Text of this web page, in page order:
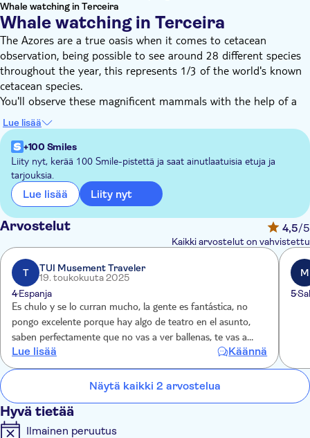
Whale watching in Terceira
Whale watching in Terceira
The Azores are a true oasis when it comes to cetacean
observation, being possible to see around 28 different species
throughout the year, this represents 1/3 of the world's known
cetacean species.
You'll observe these magnificent mammals with the help of a
“Watcher” (a member of the tour operator team located on
land), located in a high area, where, through long-range
binoculars and radio guidance, vessels about the whereabouts
of cetaceans. This way we can maintain a cetacean sighting rate
of over 90%.
Lue lisää
+100 Smiles
Liity nyt, kerää 100 Smile-pistettä ja saat ainutlaatuisia etuja ja
tarjouksia.
Lue lisää Liity nyt
Arvostelut 4,5/5
Kaikki arvostelut on vahvistettu
T
TUI Musement Traveler
19. toukokuuta 2025
4Espanja
Es chulo y se lo curran mucho, la gente es fantástica, no
pongo excelente porque hay algo de teatro en el asunto,
saben perfectamente que no vas a ver ballenas, te vas a
hartar de ver delfines, pero la posibilidad de ver una ballena
es muy, pero que muy baja, y ellos lo saben…
Lue lisää Käännä
M
5
Näytä kaikki 2 arvostelua
Hyvä tietää
Ilmainen peruutus